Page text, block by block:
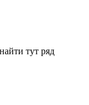
тут ряд